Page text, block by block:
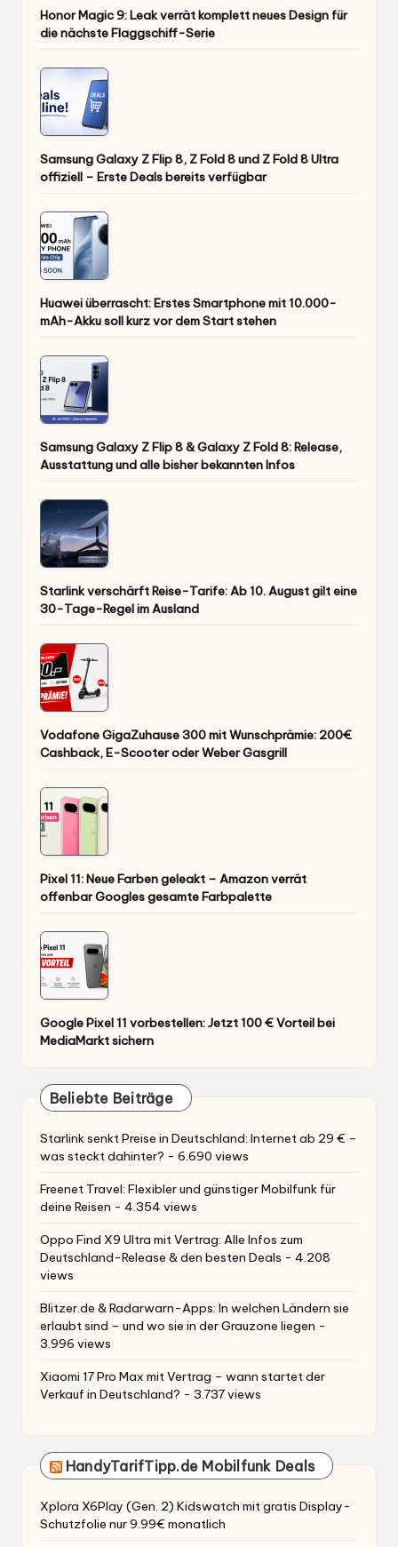
Honor Magic 9: Leak verrät komplett neues Design für
die nächste Flaggschiff-Serie
Samsung Galaxy Z Flip 8, Z Fold 8 und Z Fold 8 Ultra
offiziell – Erste Deals bereits verfügbar
Huawei überrascht: Erstes Smartphone mit 10.000-
mAh-Akku soll kurz vor dem Start stehen
Samsung Galaxy Z Flip 8 & Galaxy Z Fold 8: Release,
Ausstattung und alle bisher bekannten Infos
Starlink verschärft Reise-Tarife: Ab 10. August gilt eine
30-Tage-Regel im Ausland
Vodafone GigaZuhause 300 mit Wunschprämie: 200€
Cashback, E-Scooter oder Weber Gasgrill
Pixel 11: Neue Farben geleakt – Amazon verrät
offenbar Googles gesamte Farbpalette
Google Pixel 11 vorbestellen: Jetzt 100 € Vorteil bei
MediaMarkt sichern
Beliebte Beiträge
Starlink senkt Preise in Deutschland: Internet ab 29 € –
was steckt dahinter? - 6.690 views
Freenet Travel: Flexibler und günstiger Mobilfunk für
deine Reisen - 4.354 views
Oppo Find X9 Ultra mit Vertrag: Alle Infos zum
Deutschland-Release & den besten Deals - 4.208
views
Blitzer.de & Radarwarn-Apps: In welchen Ländern sie
erlaubt sind – und wo sie in der Grauzone liegen -
3.996 views
Xiaomi 17 Pro Max mit Vertrag – wann startet der
Verkauf in Deutschland? - 3.737 views
HandyTarifTipp.de Mobilfunk Deals
Xplora X6Play (Gen. 2) Kidswatch mit gratis Display-
Schutzfolie nur 9.99€ monatlich